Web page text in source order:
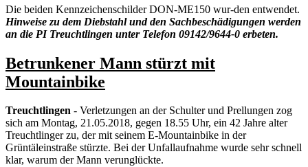
Die beiden Kennzeichenschilder DON-ME150 wur-den entwendet.
Hinweise zu dem Diebstahl und den Sachbeschädigungen werden
an die PI Treuchtlingen unter Telefon 09142/9644-0 erbeten.
Betrunkener Mann stürzt mit
Mountainbike
Treuchtlingen - Verletzungen an der Schulter und Prellungen zog
sich am Montag, 21.05.2018, gegen 18.55 Uhr, ein 42 Jahre alter
Treuchtlinger zu, der mit seinem E-Mountainbike in der
Grüntäleinstraße stürzte. Bei der Unfallaufnahme wurde sehr schnell
klar, warum der Mann verunglückte.